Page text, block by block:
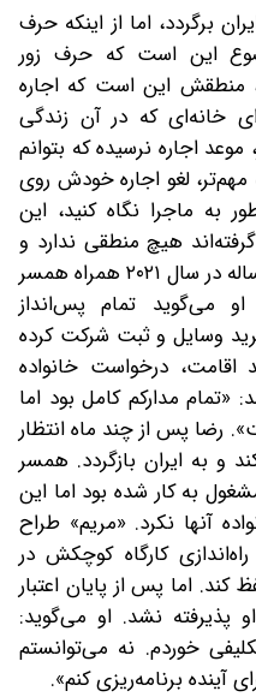
برگردد، اما از اینکه حرف
این است که حرف زور
منطقش این است که اجاره‌
خانه‌ای که در آن زندگی
اجاره نرسیده که بتوانم
لغو اجاره خودش روی
به ماجرا نگاه کنید، این
هیچ منطقی ندارد و
تماما به ضرر ماست». «رضا» ۳۸ساله در سال ۲۰۲۱ همراه همسر
می‌گوید تمام پس‌انداز
وسایل و ثبت شرکت کرده
درخواست خانواده
مدارکم کامل بود اما
رضا پس از چند ماه انتظار
و به ایران بازگردد. همسر
به کار شده بود اما این
آنها نکرد. «مریم» طراح
کارگاه کوچکش در
کند. اما پس از پایان اعتبار
پذیرفته نشد. او می‌گوید:
خوردم. نه می‌توانستم
آینده برنامه‌ریزی کنم».